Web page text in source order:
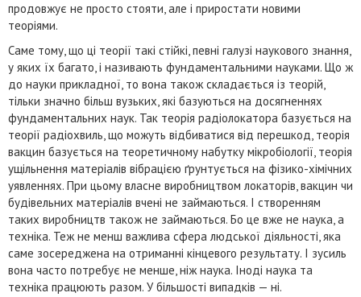
продовжує не просто стояти, але і приростати новими
теоріями.
Саме тому, що ці теорії такі стійкі, певні галузі наукового знання,
у яких їх багато, і називають фундаментальними науками. Що ж
до науки прикладної, то вона також складається із теорій,
тільки значно більш вузьких, які базуються на досягненнях
фундаментальних наук. Так теорія радіолокатора базується на
теорії радіохвиль, що можуть відбиватися від перешкод, теорія
вакцин базується на теоретичному набутку мікробіології, теорія
ущільнення матеріалів вібрацією ґрунтується на фізико-хімічних
уявленнях. При цьому власне виробництвом локаторів, вакцин чи
будівельних матеріалів вчені не займаються. І створенням
таких виробництв також не займаються. Бо це вже не наука, а
техніка. Теж не менш важлива сфера людської діяльності, яка
саме зосереджена на отриманні кінцевого результату. І зусиль
вона часто потребує не менше, ніж наука. Іноді наука та
техніка працюють разом. У більшості випадків — ні.